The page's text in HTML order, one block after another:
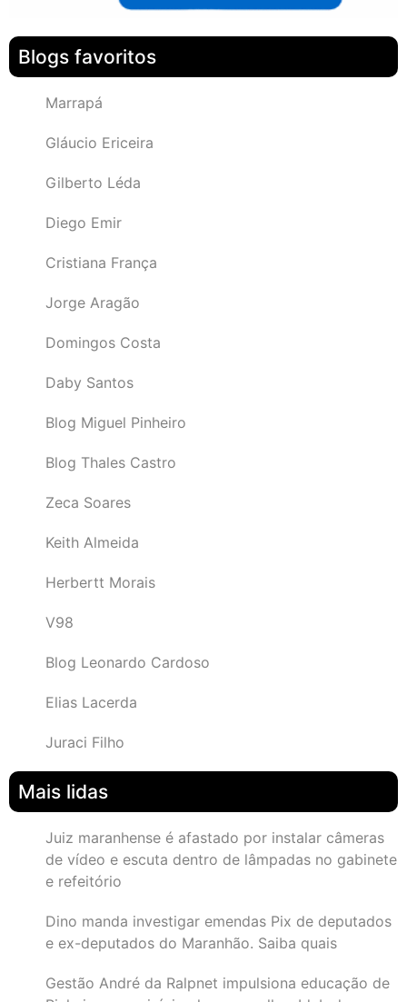
Blogs favoritos
Marrapá
Gláucio Ericeira
Gilberto Léda
Diego Emir
Cristiana França
Jorge Aragão
Domingos Costa
Daby Santos
Blog Miguel Pinheiro
Blog Thales Castro
Zeca Soares
Keith Almeida
Herbertt Morais
V98
Blog Leonardo Cardoso
Elias Lacerda
Juraci Filho
Mais lidas
Juiz maranhense é afastado por instalar câmeras
de vídeo e escuta dentro de lâmpadas no gabinete
e refeitório
Dino manda investigar emendas Pix de deputados
e ex-deputados do Maranhão. Saiba quais
Gestão André da Ralpnet impulsiona educação de